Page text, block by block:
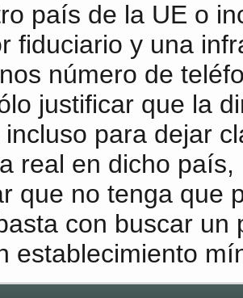
país de la UE o
fiduciario y una
número de
justificar que la
para dejar
real en dicho
que no tenga que
con buscar
establecimiento